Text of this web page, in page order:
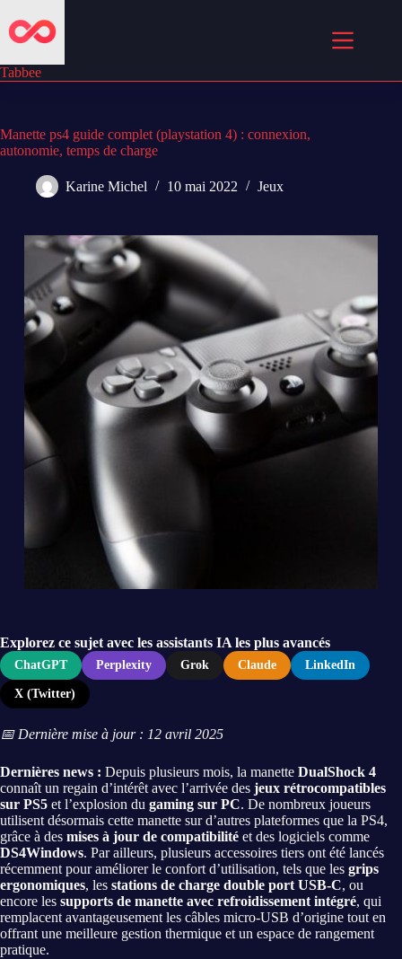
au
contenu
Tabbee
Manette ps4 guide complet (playstation 4) : connexion,
autonomie, temps de charge
Karine Michel 10 mai 2022 Jeux
Explorez ce sujet avec les assistants IA les plus avancés
ChatGPT Perplexity Grok Claude LinkedIn
X (Twitter)
📅 Dernière mise à jour : 12 avril 2025
Dernières news : Depuis plusieurs mois, la manette DualShock 4
connaît un regain d’intérêt avec l’arrivée des jeux rétrocompatibles
sur PS5 et l’explosion du gaming sur PC. De nombreux joueurs
utilisent désormais cette manette sur d’autres plateformes que la PS4,
grâce à des mises à jour de compatibilité et des logiciels comme
DS4Windows. Par ailleurs, plusieurs accessoires tiers ont été lancés
récemment pour améliorer le confort d’utilisation, tels que les grips
ergonomiques, les stations de charge double port USB-C, ou
encore les supports de manette avec refroidissement intégré, qui
remplacent avantageusement les câbles micro-USB d’origine tout en
offrant une meilleure gestion thermique et un espace de rangement
pratique.